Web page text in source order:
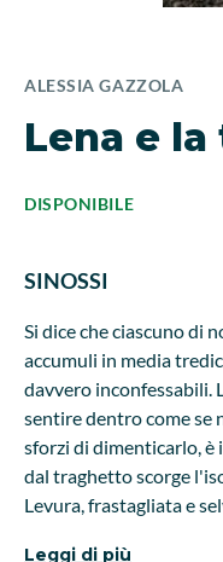
ALESSIA GAZZOLA
Lena e
DISPONIBILE
SINOSSI
Si dice che ciascuno di
accumuli in media
davvero inconfessabili.
sentire dentro come se
sforzi di dimenticarlo,
dal traghetto scorge
Levura, frastagliata e
Leggi di più